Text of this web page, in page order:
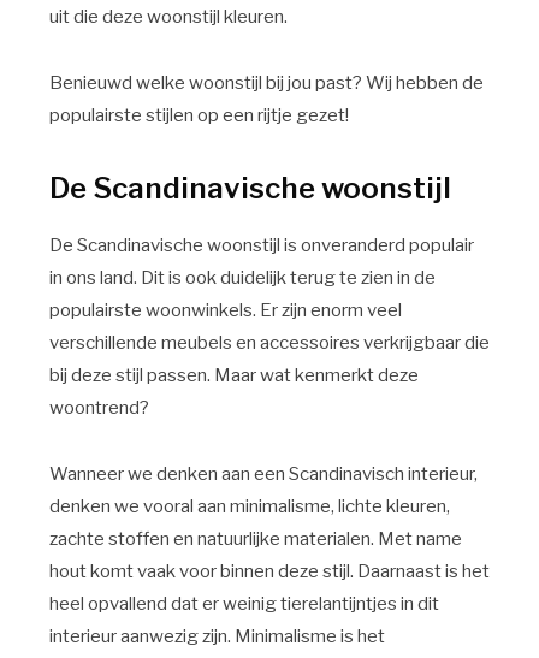
uit die deze woonstijl kleuren.
Benieuwd welke woonstijl bij jou past? Wij hebben de
populairste stijlen op een rijtje gezet!
De Scandinavische woonstijl
De Scandinavische woonstijl is onveranderd populair
in ons land. Dit is ook duidelijk terug te zien in de
populairste woonwinkels. Er zijn enorm veel
verschillende meubels en accessoires verkrijgbaar die
bij deze stijl passen. Maar wat kenmerkt deze
woontrend?
Wanneer we denken aan een Scandinavisch interieur,
denken we vooral aan minimalisme, lichte kleuren,
zachte stoffen en natuurlijke materialen. Met name
hout komt vaak voor binnen deze stijl. Daarnaast is het
heel opvallend dat er weinig tierelantijntjes in dit
interieur aanwezig zijn. Minimalisme is het